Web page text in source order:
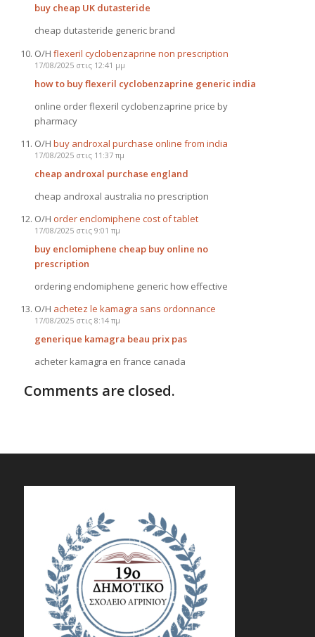
buy cheap UK dutasteride
cheap dutasteride generic brand
Ο/Η flexeril cyclobenzaprine non prescription
17/08/2025 στις 12:41 μμ
how to buy flexeril cyclobenzaprine generic india
online order flexeril cyclobenzaprine price by
pharmacy
Ο/Η buy androxal purchase online from india
17/08/2025 στις 11:37 πμ
cheap androxal purchase england
cheap androxal australia no prescription
Ο/Η order enclomiphene cost of tablet
17/08/2025 στις 9:01 πμ
buy enclomiphene cheap buy online no
prescription
ordering enclomiphene generic how effective
Ο/Η achetez le kamagra sans ordonnance
17/08/2025 στις 8:14 πμ
generique kamagra beau prix pas
acheter kamagra en france canada
Comments are closed.